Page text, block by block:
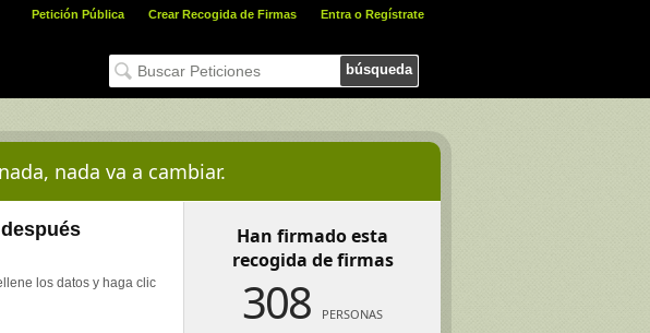
Petición Pública Crear Recogida de Firmas Entra o Regístrate
búsqueda
nada va a cambiar.
los datos y haga clic
Han firmado esta
recogida de firmas
308 PERSONAS